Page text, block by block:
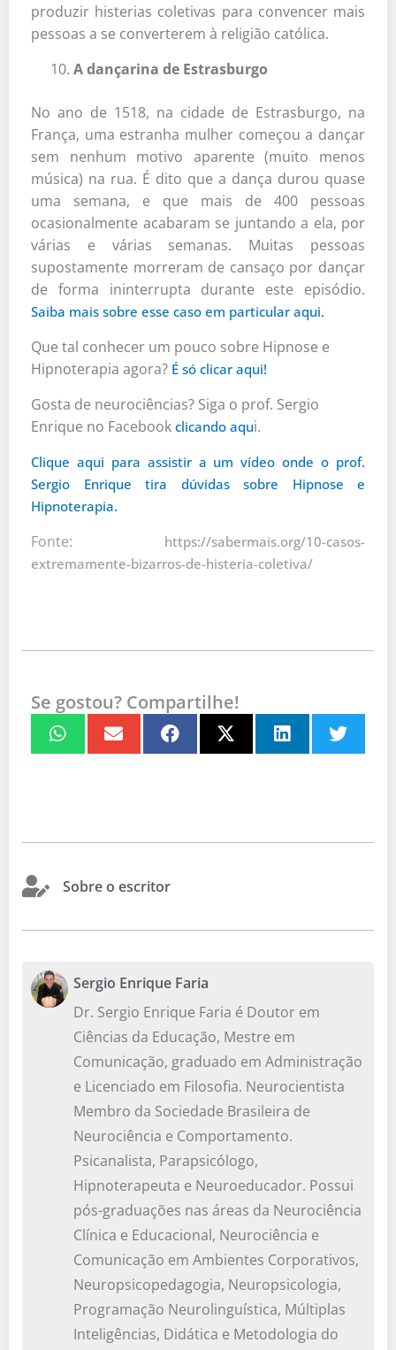
produzir histerias coletivas para convencer mais
pessoas a se converterem à religião católica.
A dançarina de Estrasburgo
No ano de 1518, na cidade de Estrasburgo, na
França, uma estranha mulher começou a dançar
sem nenhum motivo aparente (muito menos
música) na rua. É dito que a dança durou quase
uma semana, e que mais de 400 pessoas
ocasionalmente acabaram se juntando a ela, por
várias e várias semanas. Muitas pessoas
supostamente morreram de cansaço por dançar
de forma ininterrupta durante este episódio.
Saiba mais sobre esse caso em particular aqui.
Que tal conhecer um pouco sobre Hipnose e
Hipnoterapia agora? É só clicar aqui!
Gosta de neurociências? Siga o prof. Sergio
Enrique no Facebook clicando aqui.
Clique aqui para assistir a um vídeo onde o prof.
Sergio Enrique tira dúvidas sobre Hipnose e
Hipnoterapia.
Fonte: https://sabermais.org/10-casos-
extremamente-bizarros-de-histeria-coletiva/
Se gostou? Compartilhe!
Sobre o escritor
Sergio Enrique Faria
Dr. Sergio Enrique Faria é Doutor em
Ciências da Educação, Mestre em
Comunicação, graduado em Administração
e Licenciado em Filosofia. Neurocientista
Membro da Sociedade Brasileira de
Neurociência e Comportamento.
Psicanalista, Parapsicólogo,
Hipnoterapeuta e Neuroeducador. Possui
pós-graduações nas áreas da Neurociência
Clínica e Educacional, Neurociência e
Comunicação em Ambientes Corporativos,
Neuropsicopedagogia, Neuropsicologia,
Programação Neurolinguística, Múltiplas
Inteligências, Didática e Metodologia do